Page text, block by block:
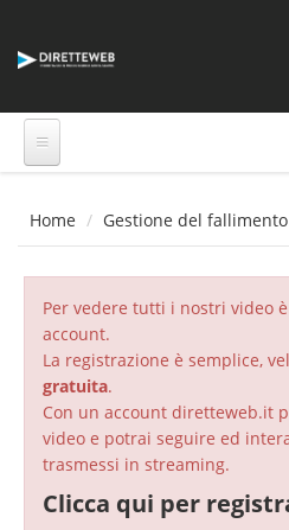
Home Gestione del
Per vedere tutti i nostri video
account.
La registrazione è semplice,
gratuita.
Con un account diretteweb.it
video e potrai seguire ed
trasmessi in streaming.
Clicca qui per